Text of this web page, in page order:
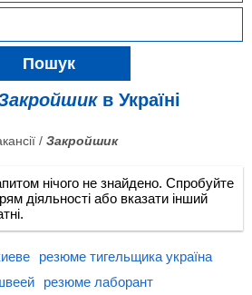
Пошук
в Україні
/ Закройшик
нічого не знайдено. Спробуйте
діяльності або вказати інший
резюме тигельщика україна
резюме лаборант